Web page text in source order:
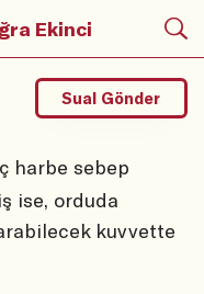
Ekinci
harbe sebep
ise, orduda
kuvvette
Sual Gönder